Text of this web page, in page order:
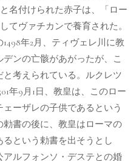
と名付けられた赤子は、「ロー
てヴァチカンで養育された。
年2月、ティヴェレ川に教
ンの亡骸があがったが、こ
考えられている。ルクレツ
年9月1日、教皇は、このロー
ーザレの子供であるという
書の後に、教皇はローマの
という勅書を出そうとし
ルフォンソ・デステとの婚